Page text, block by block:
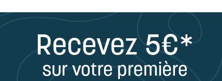
Recevez 5€*
sur votre première